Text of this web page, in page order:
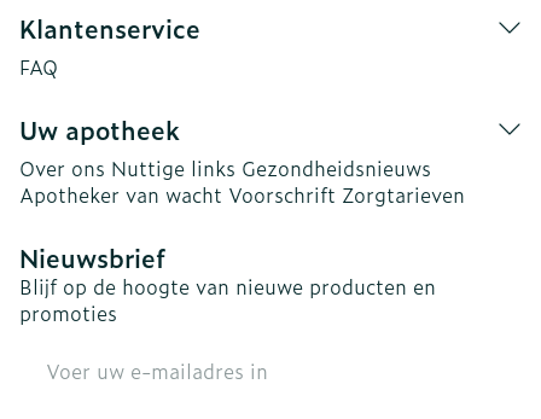
Klantenservice
FAQ
Uw apotheek
Over ons Nuttige links Gezondheidsnieuws
Apotheker van wacht Voorschrift Zorgtarieven
Nieuwsbrief
Blijf op de hoogte van nieuwe producten en
promoties